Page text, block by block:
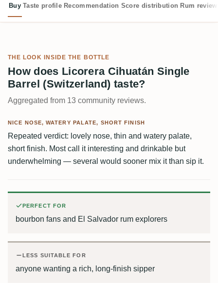
Buy Taste profile Recommendation Score distribution Rum
THE LOOK INSIDE THE BOTTLE
How does Licorera Cihuatán Single
Barrel (Switzerland) taste?
Aggregated from 13 community reviews.
NICE NOSE, WATERY PALATE, SHORT FINISH
Repeated verdict: lovely nose, thin and watery palate,
short finish. Most call it interesting and drinkable but
underwhelming — several would sooner mix it than sip it.
PERFECT FOR
bourbon fans and El Salvador rum explorers
LESS SUITABLE FOR
anyone wanting a rich, long-finish sipper